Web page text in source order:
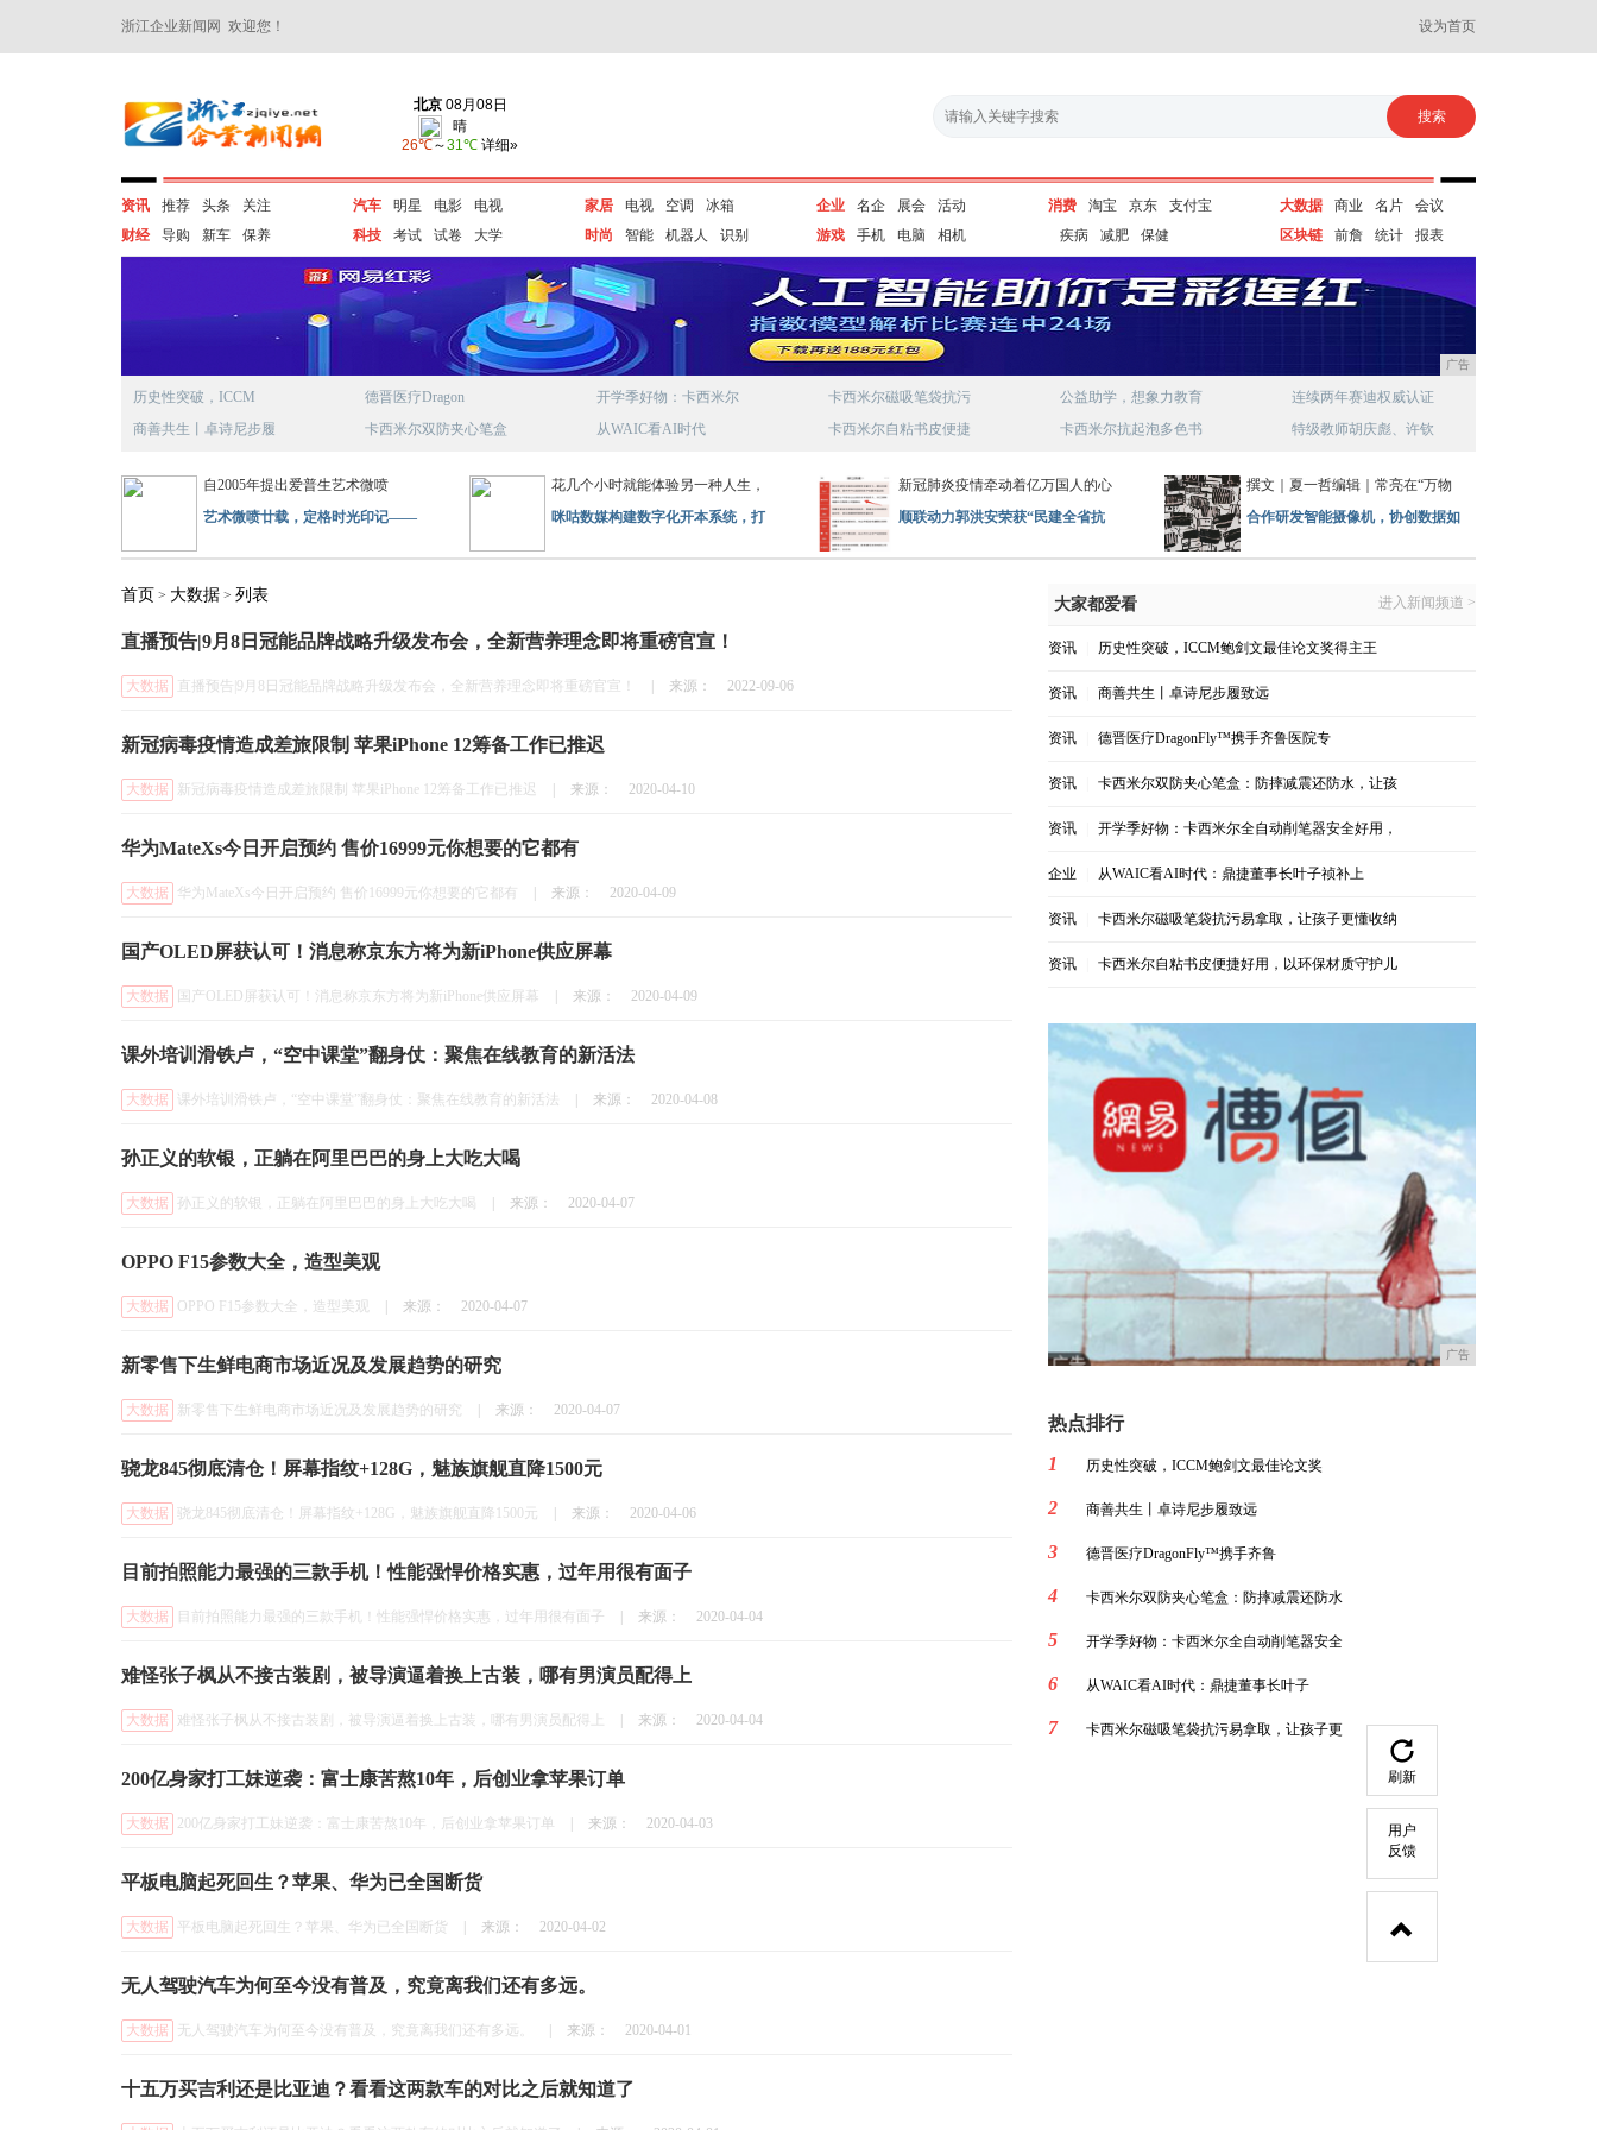
浙江企业新闻网 欢迎您！ 设为首页
资讯 推荐 头条
关注
财经
导购 新车 保养
汽车 明星 电影
电视
科技
考试 试卷 大学
家居 电视 空调
冰箱
时尚
智能 机器人 识别
企业 名企 展会
活动
游戏
手机 电脑 相机
消费 淘宝 京东
支付宝
疾病
减肥 保健
大数据 商业 名片
会议
区块链
前詹 统计 报表
广告
历史性突破，ICCM
商善共生丨卓诗尼步履
德晋医疗Dragon
卡西米尔双防夹心笔盒
开学季好物：卡西米尔
从WAIC看AI时代
卡西米尔磁吸笔袋抗污
卡西米尔自粘书皮便捷
公益助学，想象力教育
卡西米尔抗起泡多色书
连续两年赛迪权威认证
特级教师胡庆彪、许钦
自2005年提出爱普生艺术微喷
艺术微喷廿载，定格时光印记——
花几个小时就能体验另一种人生，
咪咕数媒构建数字化开本系统，打
新冠肺炎疫情牵动着亿万国人的心
顺联动力郭洪安荣获“民建全省抗
撰文｜夏一哲编辑｜常亮在“万物
合作研发智能摄像机，协创数据如
首页 > 大数据 > 列表
直播预告|9月8日冠能品牌战略升级发布会，全新营养理念即将重磅官宣！
大数据 直播预告|9月8日冠能品牌战略升级发布会，全新营养理念即将重磅官宣！ 来源： 2022-09-06
新冠病毒疫情造成差旅限制 苹果iPhone 12筹备工作已推迟
大数据 新冠病毒疫情造成差旅限制 苹果iPhone 12筹备工作已推迟 来源： 2020-04-10
华为MateXs今日开启预约 售价16999元你想要的它都有
大数据 华为MateXs今日开启预约 售价16999元你想要的它都有 来源： 2020-04-09
国产OLED屏获认可！消息称京东方将为新iPhone供应屏幕
大数据 国产OLED屏获认可！消息称京东方将为新iPhone供应屏幕 来源： 2020-04-09
课外培训滑铁卢，“空中课堂”翻身仗：聚焦在线教育的新活法
大数据 课外培训滑铁卢，“空中课堂”翻身仗：聚焦在线教育的新活法 来源： 2020-04-08
孙正义的软银，正躺在阿里巴巴的身上大吃大喝
大数据 孙正义的软银，正躺在阿里巴巴的身上大吃大喝 来源： 2020-04-07
OPPO F15参数大全，造型美观
大数据 OPPO F15参数大全，造型美观 来源： 2020-04-07
新零售下生鲜电商市场近况及发展趋势的研究
大数据 新零售下生鲜电商市场近况及发展趋势的研究 来源： 2020-04-07
骁龙845彻底清仓！屏幕指纹+128G，魅族旗舰直降1500元
大数据 骁龙845彻底清仓！屏幕指纹+128G，魅族旗舰直降1500元 来源： 2020-04-06
目前拍照能力最强的三款手机！性能强悍价格实惠，过年用很有面子
大数据 目前拍照能力最强的三款手机！性能强悍价格实惠，过年用很有面子 来源： 2020-04-04
难怪张子枫从不接古装剧，被导演逼着换上古装，哪有男演员配得上
大数据 难怪张子枫从不接古装剧，被导演逼着换上古装，哪有男演员配得上 来源： 2020-04-04
200亿身家打工妹逆袭：富士康苦熬10年，后创业拿苹果订单
大数据 200亿身家打工妹逆袭：富士康苦熬10年，后创业拿苹果订单 来源： 2020-04-03
平板电脑起死回生？苹果、华为已全国断货
大数据 平板电脑起死回生？苹果、华为已全国断货 来源： 2020-04-02
无人驾驶汽车为何至今没有普及，究竟离我们还有多远。
大数据 无人驾驶汽车为何至今没有普及，究竟离我们还有多远。 来源： 2020-04-01
十五万买吉利还是比亚迪？看看这两款车的对比之后就知道了
大家都爱看 进入新闻频道 >
资讯 历史性突破，ICCM鲍剑文最佳论文奖得主王
资讯 商善共生丨卓诗尼步履致远
资讯 德晋医疗DragonFly™携手齐鲁医院专
资讯 卡西米尔双防夹心笔盒：防摔减震还防水，让孩
资讯 开学季好物：卡西米尔全自动削笔器安全好用，
企业 从WAIC看AI时代：鼎捷董事长叶子祯补上
资讯 卡西米尔磁吸笔袋抗污易拿取，让孩子更懂收纳
资讯 卡西米尔自粘书皮便捷好用，以环保材质守护儿
广告
热点排行
1
历史性突破，ICCM鲍剑文最佳论文奖
2 商善共生丨卓诗尼步履致远
3 德晋医疗DragonFly™携手齐鲁
4 卡西米尔双防夹心笔盒：防摔减震还防水
5 开学季好物：卡西米尔全自动削笔器安全
6 从WAIC看AI时代：鼎捷董事长叶子
7 卡西米尔磁吸笔袋抗污易拿取，让孩子更
刷新
用户
反馈